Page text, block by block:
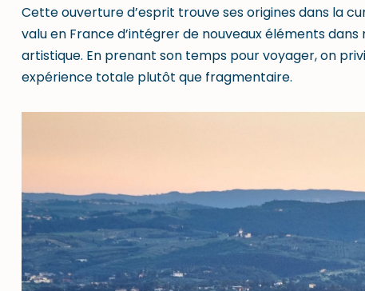
Cette ouverture d’esprit trouve ses origines dans la
valu en France d’intégrer de nouveaux éléments
artistique. En prenant son temps pour voyager, on
expérience totale plutôt que fragmentaire.